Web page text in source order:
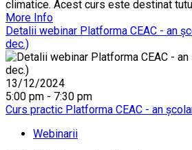
climatice. Acest curs este destinat
More Info
Detalii webinar Platforma CEAC - an
dec.)
13/12/2024
5:00 pm - 7:30 pm
Curs practic Platforma CEAC - an
Webinarii